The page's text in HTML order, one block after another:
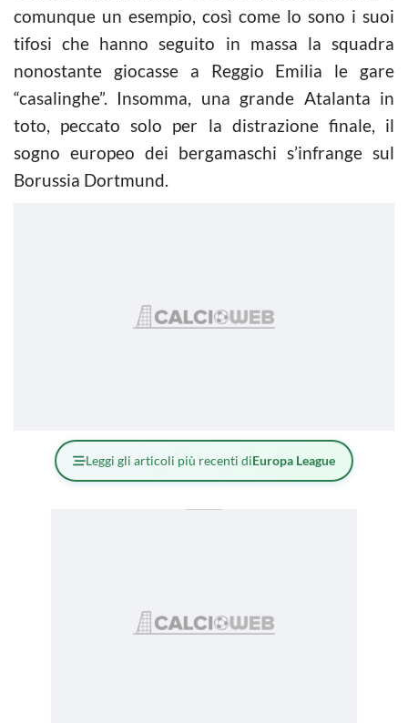
comunque un esempio, così come lo sono i suoi
tifosi che hanno seguito in massa la squadra
nonostante giocasse a Reggio Emilia le gare
“casalinghe”. Insomma, una grande Atalanta in
toto, peccato solo per la distrazione finale, il
sogno europeo dei bergamaschi s’infrange sul
Borussia Dortmund.
Leggi gli articoli più recenti diEuropa League